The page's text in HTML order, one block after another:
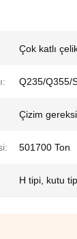
Çok katlı
Q235/Q355/
Çizim
501700 Ton
H tipi, kutu